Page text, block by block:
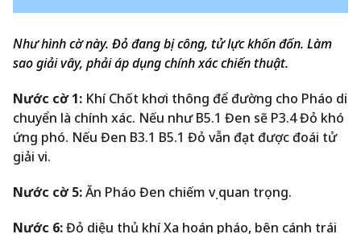
Như hình cờ này. Đỏ đang bị công, tử lực khốn đốn. Làm
sao giải vây, phải áp dụng chính xác chiến thuật.
Nước cờ 1: Khí Chốt khơi thông để đường cho Pháo di
chuyển là chính xác. Nếu như B5.1 Đen sẽ P3.4 Đỏ khó
ứng phó. Nếu Đen B3.1 B5.1 Đỏ vẫn đạt được đoái tử
giải vi.
Nước cờ 5:Ăn Pháo Đen chiếm vị quan trọng.
Nước 6:Đỏ diệu thủ khí Xa hoán pháo, bên cánh trái